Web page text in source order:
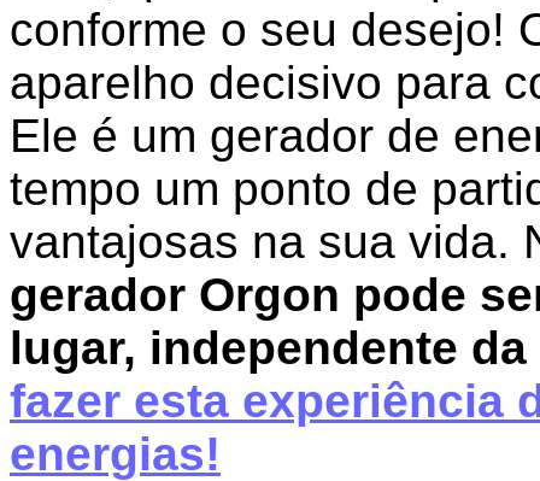
conforme o seu desejo!
aparelho decisivo para
Ele é um gerador de
tempo um ponto de
vantajosas na sua vida.
gerador Orgon pode
lugar, independente
fazer esta experiência
energias!